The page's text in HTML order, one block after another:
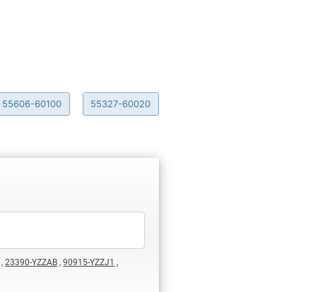
55606-60100 55327-60020
,23390-YZZAB ,90915-YZZJ1 ,